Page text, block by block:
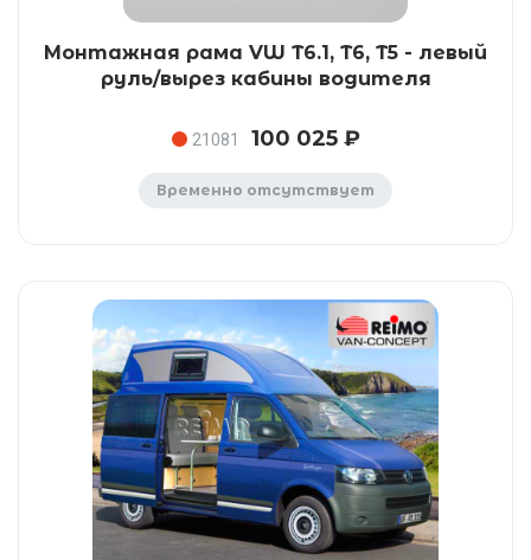
Монтажная рама VW T6.1, T6, T5 - левый
руль/вырез кабины водителя
21081 100 025 ₽
Временно отсутствует